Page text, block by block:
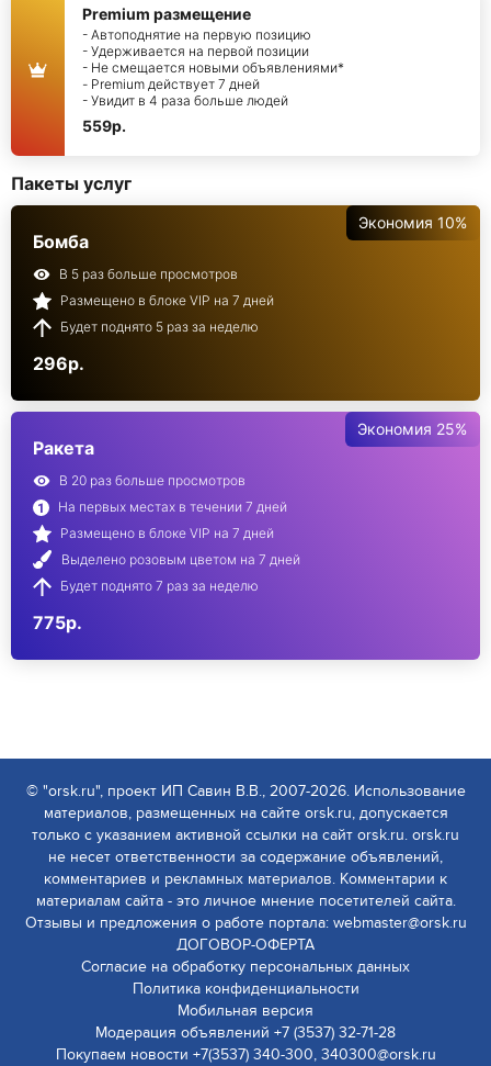
Premium размещение
- Автоподнятие на первую позицию
- Удерживается на первой позиции
- Не смещается новыми объявлениями*
- Premium действует 7 дней
- Увидит в 4 раза больше людей
559р.
Пакеты услуг
Экономия 10%
Бомба
В 5 раз больше просмотров
Размещено в блоке VIP на 7 дней
Будет поднято 5 раз за неделю
296р.
Экономия 25%
Ракета
В 20 раз больше просмотров
На первых местах в течении 7 дней
Размещено в блоке VIP на 7 дней
Выделено розовым цветом на 7 дней
Будет поднято 7 раз за неделю
775р.
© "orsk.ru", проект ИП Савин В.В., 2007-2026. Использование
материалов, размещенных на сайте orsk.ru, допускается
только с указанием активной ссылки на сайт orsk.ru. orsk.ru
не несет ответственности за содержание объявлений,
комментариев и рекламных материалов. Комментарии к
материалам сайта - это личное мнение посетителей сайта.
Отзывы и предложения о работе портала: webmaster@orsk.ru
ДОГОВОР-ОФЕРТА
Согласие на обработку персональных данных
Политика конфиденциальности
Мобильная версия
Модерация объявлений +7 (3537) 32-71-28
Покупаем новости +7(3537) 340-300, 340300@orsk.ru